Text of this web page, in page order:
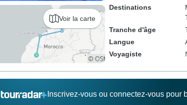
Voir la carte
Destinations
Tranche d'âge
Langue
Voyagiste
Inscrivez-vous ou connectez-vous